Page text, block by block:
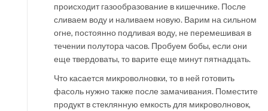
происходит газообразование в кишечнике. После
сливаем воду и наливаем новую. Варим на сильном
огне, постоянно подливая воду, не перемешивая в
течении полутора часов. Пробуем бобы, если они
еще твердоваты, то варите еще минут пятнадцать.
Что касается микроволновки, то в ней готовить
фасоль нужно также после замачивания. Поместите
продукт в стеклянную емкость для микроволновок,